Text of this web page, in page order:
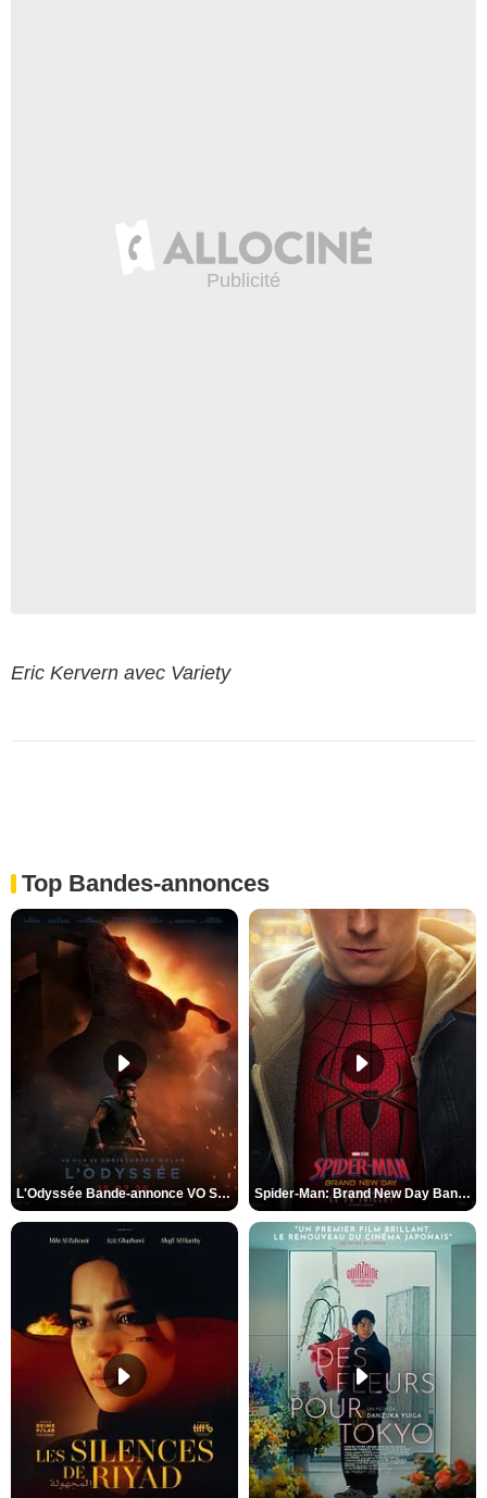
Eric Kervern avec Variety
Top Bandes-annonces
L'Odyssée Bande-annonce VO STFR Spider-Man: Brand New Day Bande-annonce VO STFR